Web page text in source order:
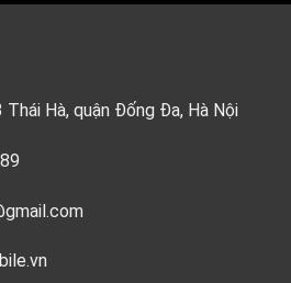
Hà, quận Đống Đa, Hà Nội